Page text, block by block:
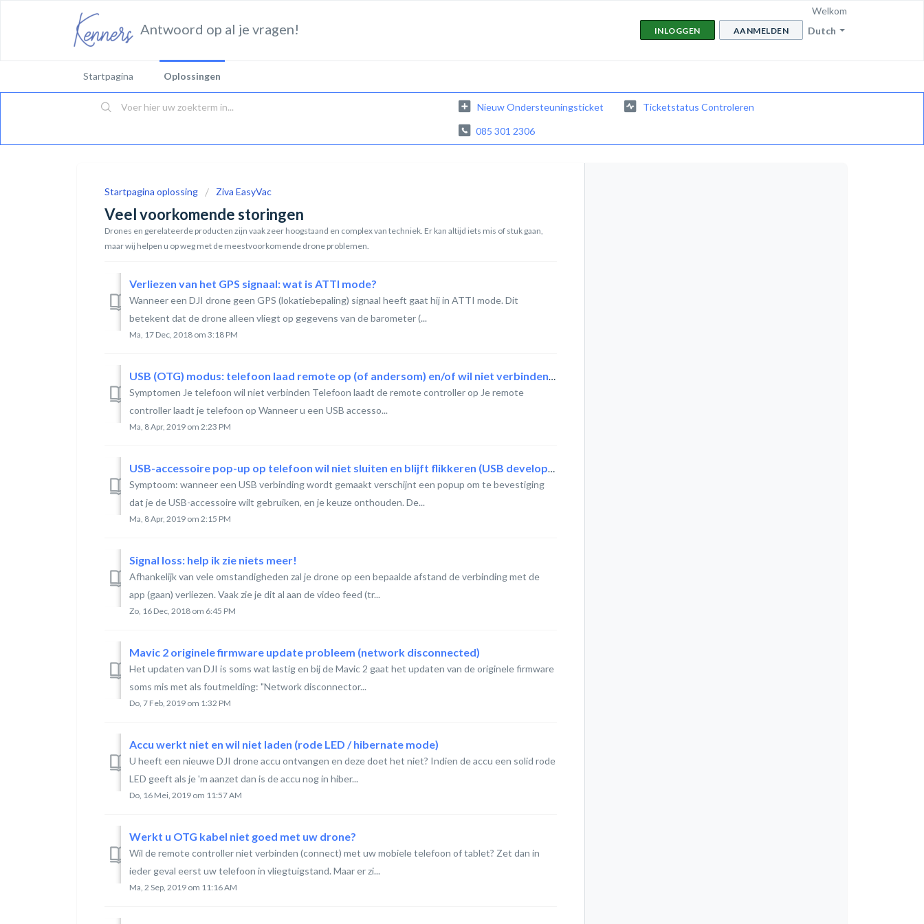
Antwoord op al je vragen! Dutch
Welkom
INLOGGEN AANMELDEN
Startpagina Oplossingen
Nieuw Ondersteuningsticket Ticketstatus Controleren
085 301 2306
Startpagina oplossing Ziva EasyVac
Veel voorkomende storingen
Drones en gerelateerde producten zijn vaak zeer hoogstaand en complex van techniek. Er kan altijd iets mis of stuk gaan,
maar wij helpen u op weg met de meestvoorkomende drone problemen.
Verliezen van het GPS signaal: wat is ATTI mode?
Wanneer een DJI drone geen GPS (lokatiebepaling) signaal heeft gaat hij in ATTI mode. Dit
betekent dat de drone alleen vliegt op gegevens van de barometer (...
Ma, 17 Dec, 2018 om 3:18 PM
USB (OTG) modus: telefoon laad remote op (of andersom) en/of wil niet verbinden (Android)
Symptomen Je telefoon wil niet verbinden Telefoon laadt de remote controller op Je remote
controller laadt je telefoon op Wanneer u een USB accesso...
Ma, 8 Apr, 2019 om 2:23 PM
USB-accessoire pop-up op telefoon wil niet sluiten en blijft flikkeren (USB developer mode)
Symptoom: wanneer een USB verbinding wordt gemaakt verschijnt een popup om te bevestiging
dat je de USB-accessoire wilt gebruiken, en je keuze onthouden. De...
Ma, 8 Apr, 2019 om 2:15 PM
Signal loss: help ik zie niets meer!
Afhankelijk van vele omstandigheden zal je drone op een bepaalde afstand de verbinding met de
app (gaan) verliezen. Vaak zie je dit al aan de video feed (tr...
Zo, 16 Dec, 2018 om 6:45 PM
Mavic 2 originele firmware update probleem (network disconnected)
Het updaten van DJI is soms wat lastig en bij de Mavic 2 gaat het updaten van de originele firmware
soms mis met als foutmelding: "Network disconnector...
Do, 7 Feb, 2019 om 1:32 PM
Accu werkt niet en wil niet laden (rode LED / hibernate mode)
U heeft een nieuwe DJI drone accu ontvangen en deze doet het niet? Indien de accu een solid rode
LED geeft als je 'm aanzet dan is de accu nog in hiber...
Do, 16 Mei, 2019 om 11:57 AM
Werkt u OTG kabel niet goed met uw drone?
Wil de remote controller niet verbinden (connect) met uw mobiele telefoon of tablet? Zet dan in
ieder geval eerst uw telefoon in vliegtuigstand. Maar er zi...
Ma, 2 Sep, 2019 om 11:16 AM